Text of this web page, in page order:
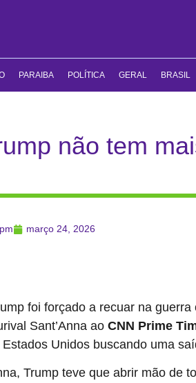
PARAIBA POLÍTICA GERAL BRASIL
não tem
março 24, 2026
foi forçado a recuar na
Sant’Anna ao CNN Prime
Unidos buscando uma
Trump teve que abrir mão de